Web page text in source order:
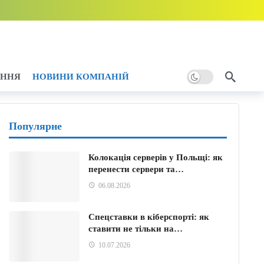
НОВИНИ КОМПАНІЙ
Популярне
Колокація серверів у Польщі: як
перенести сервери та…
06.08.2026
Спецставки в кіберспорті: як
ставити не тільки на…
10.07.2026